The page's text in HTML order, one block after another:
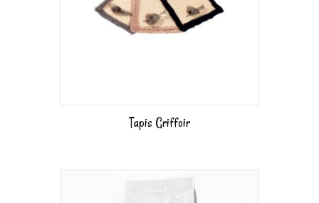
Tapis Griffoir